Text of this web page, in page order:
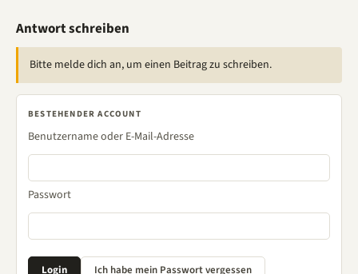
Antwort schreiben
Bitte melde dich an, um einen Beitrag zu schreiben.
BESTEHENDER ACCOUNT
Benutzername oder E-Mail-Adresse
Passwort